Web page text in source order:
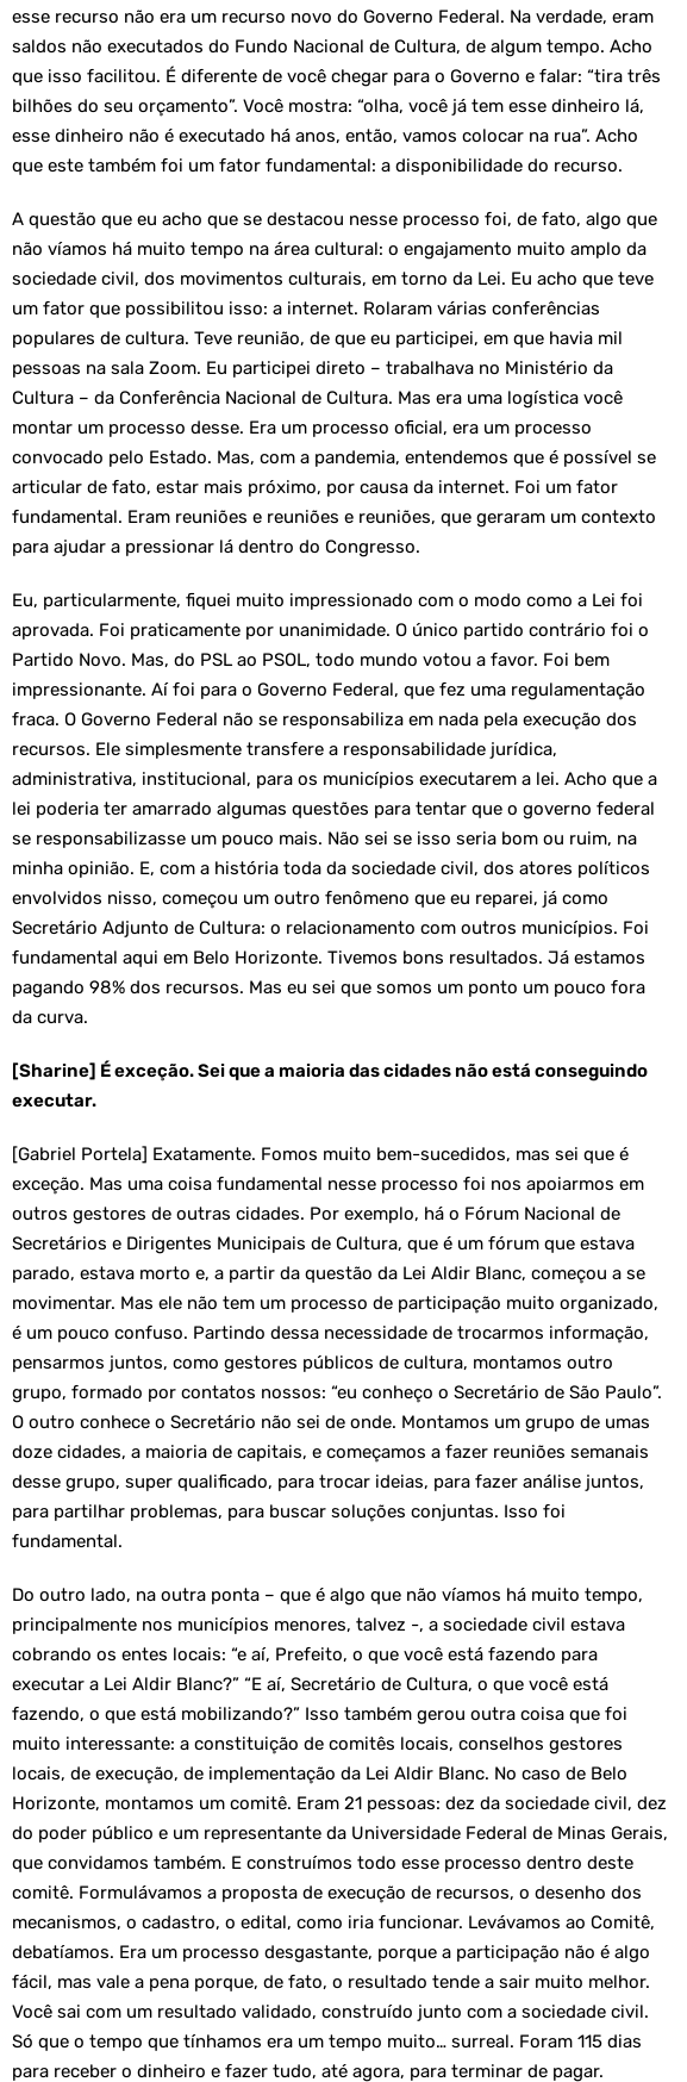
esse recurso não era um recurso novo do Governo Federal. Na verdade, eram
saldos não executados do Fundo Nacional de Cultura, de algum tempo. Acho
que isso facilitou. É diferente de você chegar para o Governo e falar: “tira três
bilhões do seu orçamento”. Você mostra: “olha, você já tem esse dinheiro lá,
esse dinheiro não é executado há anos, então, vamos colocar na rua”. Acho
que este também foi um fator fundamental: a disponibilidade do recurso.
A questão que eu acho que se destacou nesse processo foi, de fato, algo que
não víamos há muito tempo na área cultural: o engajamento muito amplo da
sociedade civil, dos movimentos culturais, em torno da Lei. Eu acho que teve
um fator que possibilitou isso: a internet. Rolaram várias conferências
populares de cultura. Teve reunião, de que eu participei, em que havia mil
pessoas na sala Zoom. Eu participei direto – trabalhava no Ministério da
Cultura – da Conferência Nacional de Cultura. Mas era uma logística você
montar um processo desse. Era um processo oficial, era um processo
convocado pelo Estado. Mas, com a pandemia, entendemos que é possível se
articular de fato, estar mais próximo, por causa da internet. Foi um fator
fundamental. Eram reuniões e reuniões e reuniões, que geraram um contexto
para ajudar a pressionar lá dentro do Congresso.
Eu, particularmente, fiquei muito impressionado com o modo como a Lei foi
aprovada. Foi praticamente por unanimidade. O único partido contrário foi o
Partido Novo. Mas, do PSL ao PSOL, todo mundo votou a favor. Foi bem
impressionante. Aí foi para o Governo Federal, que fez uma regulamentação
fraca. O Governo Federal não se responsabiliza em nada pela execução dos
recursos. Ele simplesmente transfere a responsabilidade jurídica,
administrativa, institucional, para os municípios executarem a lei. Acho que a
lei poderia ter amarrado algumas questões para tentar que o governo federal
se responsabilizasse um pouco mais. Não sei se isso seria bom ou ruim, na
minha opinião. E, com a história toda da sociedade civil, dos atores políticos
envolvidos nisso, começou um outro fenômeno que eu reparei, já como
Secretário Adjunto de Cultura: o relacionamento com outros municípios. Foi
fundamental aqui em Belo Horizonte. Tivemos bons resultados. Já estamos
pagando 98% dos recursos. Mas eu sei que somos um ponto um pouco fora
da curva.
[Sharine] É exceção. Sei que a maioria das cidades não está conseguindo
executar.
[Gabriel Portela] Exatamente. Fomos muito bem-sucedidos, mas sei que é
exceção. Mas uma coisa fundamental nesse processo foi nos apoiarmos em
outros gestores de outras cidades. Por exemplo, há o Fórum Nacional de
Secretários e Dirigentes Municipais de Cultura, que é um fórum que estava
parado, estava morto e, a partir da questão da Lei Aldir Blanc, começou a se
movimentar. Mas ele não tem um processo de participação muito organizado,
é um pouco confuso. Partindo dessa necessidade de trocarmos informação,
pensarmos juntos, como gestores públicos de cultura, montamos outro
grupo, formado por contatos nossos: “eu conheço o Secretário de São Paulo”.
O outro conhece o Secretário não sei de onde. Montamos um grupo de umas
doze cidades, a maioria de capitais, e começamos a fazer reuniões semanais
desse grupo, super qualificado, para trocar ideias, para fazer análise juntos,
para partilhar problemas, para buscar soluções conjuntas. Isso foi
fundamental.
Do outro lado, na outra ponta – que é algo que não víamos há muito tempo,
principalmente nos municípios menores, talvez -, a sociedade civil estava
cobrando os entes locais: “e aí, Prefeito, o que você está fazendo para
executar a Lei Aldir Blanc?” “E aí, Secretário de Cultura, o que você está
fazendo, o que está mobilizando?” Isso também gerou outra coisa que foi
muito interessante: a constituição de comitês locais, conselhos gestores
locais, de execução, de implementação da Lei Aldir Blanc. No caso de Belo
Horizonte, montamos um comitê. Eram 21 pessoas: dez da sociedade civil, dez
do poder público e um representante da Universidade Federal de Minas Gerais,
que convidamos também. E construímos todo esse processo dentro deste
comitê. Formulávamos a proposta de execução de recursos, o desenho dos
mecanismos, o cadastro, o edital, como iria funcionar. Levávamos ao Comitê,
debatíamos. Era um processo desgastante, porque a participação não é algo
fácil, mas vale a pena porque, de fato, o resultado tende a sair muito melhor.
Você sai com um resultado validado, construído junto com a sociedade civil.
Só que o tempo que tínhamos era um tempo muito… surreal. Foram 115 dias
para receber o dinheiro e fazer tudo, até agora, para terminar de pagar.